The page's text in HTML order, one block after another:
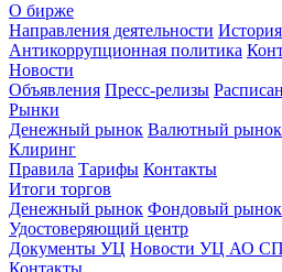
О бирже
Направления деятельности История
Антикоррупционная политика
Новости
Объявления Пресс-релизы
Рынки
Денежный рынок Валютный рынок
Клиринг
Правила Тарифы Контакты
Итоги торгов
Денежный рынок Фондовый рынок
Удостоверяющий центр
Документы УЦ Новости УЦ АО